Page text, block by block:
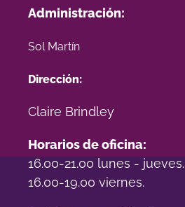
Administración:
Sol Martín
Dirección:
Claire Brindley
Horarios de oficina:
16.00-21.00 lunes - jueves.
16.00-19.00 viernes.